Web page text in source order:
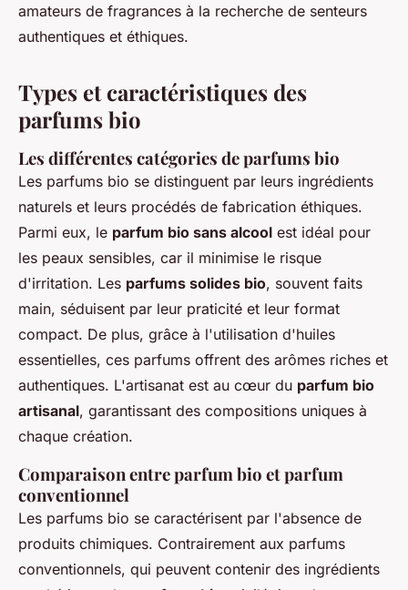
amateurs de fragrances à la recherche de senteurs
authentiques et éthiques.
Types et caractéristiques des
parfums bio
Les différentes catégories de parfums bio
Les parfums bio se distinguent par leurs ingrédients
naturels et leurs procédés de fabrication éthiques.
Parmi eux, le parfum bio sans alcool est idéal pour
les peaux sensibles, car il minimise le risque
d'irritation. Les parfums solides bio, souvent faits
main, séduisent par leur praticité et leur format
compact. De plus, grâce à l'utilisation d'huiles
essentielles, ces parfums offrent des arômes riches et
authentiques. L'artisanat est au cœur du parfum bio
artisanal, garantissant des compositions uniques à
chaque création.
Comparaison entre parfum bio et parfum
conventionnel
Les parfums bio se caractérisent par l'absence de
produits chimiques. Contrairement aux parfums
conventionnels, qui peuvent contenir des ingrédients